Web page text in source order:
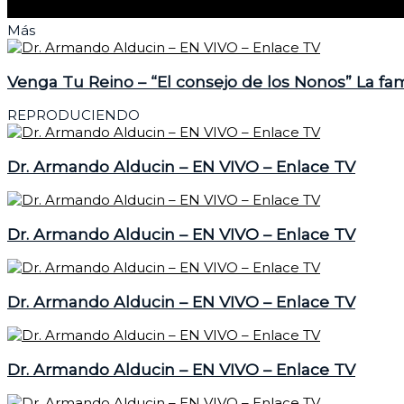
Más
Venga Tu Reino – “El consejo de los Nonos” La
REPRODUCIENDO
Dr. Armando Alducin – EN VIVO – Enlace TV
Dr. Armando Alducin – EN VIVO – Enlace TV
Dr. Armando Alducin – EN VIVO – Enlace TV
Dr. Armando Alducin – EN VIVO – Enlace TV